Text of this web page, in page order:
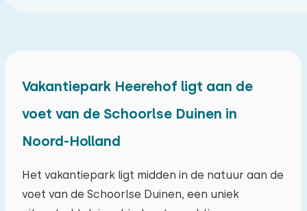
Vakantiepark Heerehof ligt aan de
voet van de Schoorlse Duinen in
Noord-Holland
Het vakantiepark ligt midden in de natuur aan de
voet van de Schoorlse Duinen, een uniek
augustus 2026
ma di wo
27 28 29 30 31 01 02